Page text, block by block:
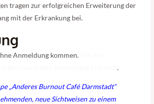
tragen zur erfolgreichen Erweiterung der
mit der Erkrankung bei.
Anmeldung kommen.
wäre eine Anmeldung hilfreich.
„Anderes Burnout CaféDarmstadt“
neue Sichtweisen zu einem